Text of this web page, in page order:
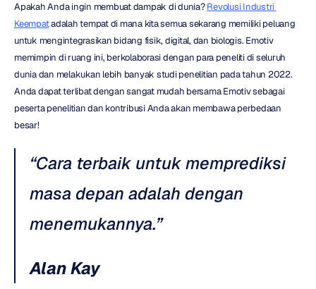
Apakah Anda ingin membuat dampak di dunia? Revolusi Industri
Keempat adalah tempat di mana kita semua sekarang memiliki peluang
untuk mengintegrasikan bidang fisik, digital, dan biologis. Emotiv
memimpin di ruang ini, berkolaborasi dengan para peneliti di seluruh
dunia dan melakukan lebih banyak studi penelitian pada tahun 2022.
Anda dapat terlibat dengan sangat mudah bersama Emotiv sebagai
peserta penelitian dan kontribusi Anda akan membawa perbedaan
besar!
“Cara terbaik untuk memprediksi
masa depan adalah dengan
menemukannya.”
Alan Kay